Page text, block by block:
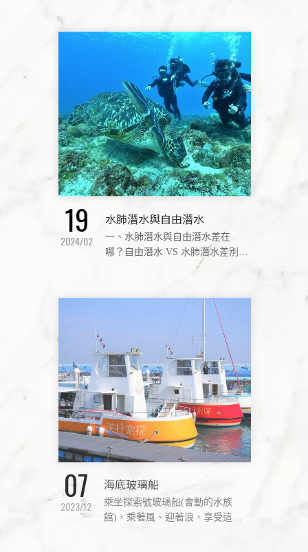
響， 海溫維持在攝氏25度以上，
再加上秋冬季不受季風影響，讓
小琉球成為最適合進
19
2024/02
水肺潛水與自由潛水
一、水肺潛水與自由潛水差在
哪？自由潛水 VS 水肺潛水差別一
次看 （一）水肺潛水是什麼？想
水！ 水肺潛水，又稱為水肺，英
07
2023/12
海底玻璃船
館)，乘著風、迎著浪，享受這片
美麗的藍色水域，令人印象深刻的